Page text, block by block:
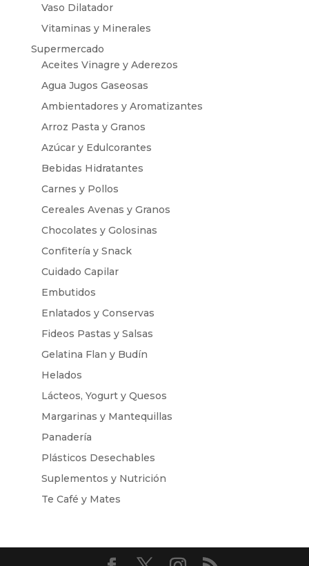
Vaso Dilatador
Vitaminas y Minerales
Supermercado
Aceites Vinagre y Aderezos
Agua Jugos Gaseosas
Ambientadores y Aromatizantes
Arroz Pasta y Granos
Azúcar y Edulcorantes
Bebidas Hidratantes
Carnes y Pollos
Cereales Avenas y Granos
Chocolates y Golosinas
Confitería y Snack
Cuidado Capilar
Embutidos
Enlatados y Conservas
Fideos Pastas y Salsas
Gelatina Flan y Budín
Helados
Lácteos, Yogurt y Quesos
Margarinas y Mantequillas
Panadería
Plásticos Desechables
Suplementos y Nutrición
Te Café y Mates